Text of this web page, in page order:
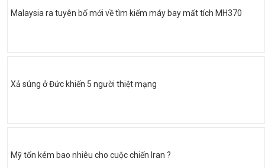
Malaysia ra tuyên bố mới về tìm kiếm máy bay mất tích MH370
Xả súng ở Đức khiến 5 người thiệt mạng
Mỹ tốn kém bao nhiêu cho cuộc chiến Iran ?